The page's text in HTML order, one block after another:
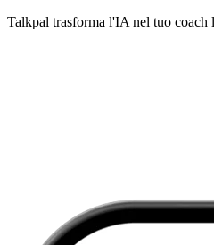
Talkpal trasforma l'IA nel tuo coach